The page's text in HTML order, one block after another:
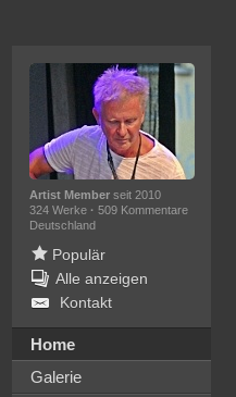
Artist Memberseit 2010
324 Werke · 509 Kommentare
Deutschland
Populär
Alle anzeigen
Kontakt
Home
Galerie